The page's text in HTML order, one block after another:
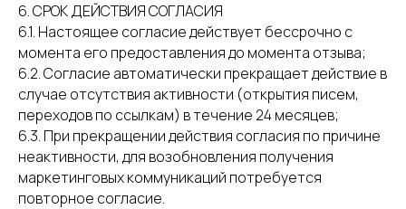
6. СРОК ДЕЙСТВИЯ СОГЛАСИЯ
6.1. Настоящее согласие действует бессрочно с
момента его предоставления до момента отзыва;
6.2. Согласие автоматически прекращает действие в
случае отсутствия активности (открытия писем,
переходов по ссылкам) в течение 24 месяцев;
6.3. При прекращении действия согласия по причине
неактивности, для возобновления получения
маркетинговых коммуникаций потребуется
повторное согласие.